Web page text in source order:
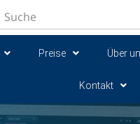
Preise Über
Kontakt